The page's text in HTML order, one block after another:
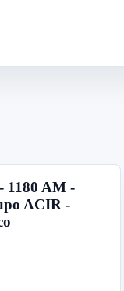
1180 AM -
ACIR -